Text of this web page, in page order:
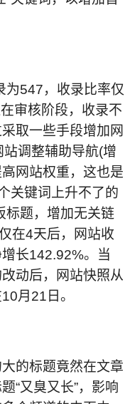
为547，收录比率仅
审核阶段，收录不
取一些手段增加网
调整辅助导航(增
网站权重，这也是
关键词上升不了的
标题，增加无关链
在4天后，网站收
长142.92%。当
动后，网站快照从
月21日。
的标题竟然在文章
“又臭又长”，影响